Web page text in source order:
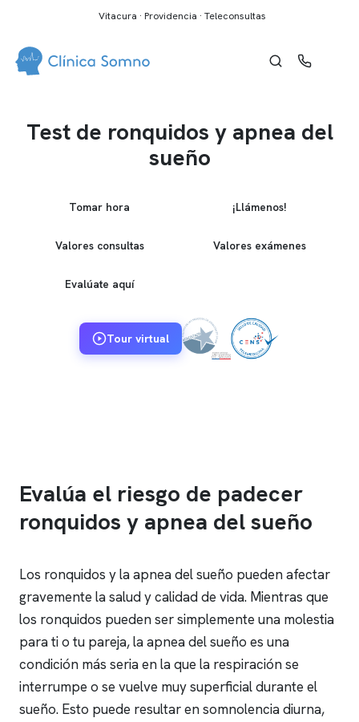
Vitacura · Providencia · Teleconsultas
Test de ronquidos y apnea del
sueño
Tomar hora ¡Llámenos!
Valores consultas Valores exámenes
Evalúate aquí
Tour virtual
Evalúa el riesgo de padecer
ronquidos y apnea del sueño
Los ronquidos y la apnea del sueño pueden afectar
gravemente la salud y calidad de vida. Mientras que
los ronquidos pueden ser simplemente una molestia
para ti o tu pareja, la apnea del sueño es una
condición más seria en la que la respiración se
interrumpe o se vuelve muy superficial durante el
sueño. Esto puede resultar en somnolencia diurna,